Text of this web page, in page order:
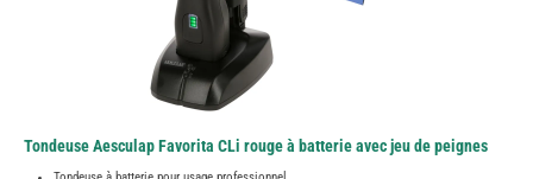
Tondeuse Aesculap Favorita CLi rouge à batterie avec jeu de peignes